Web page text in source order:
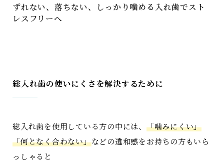
ずれない、落ちない、しっかり噛める入れ歯でスト
レスフリーへ
総入れ歯の使いにくさを解決するために
総入れ歯を使用している方の中には、 「噛みにくい」
「何となく合わない」などの違和感をお持ちの方もいら
っしゃると